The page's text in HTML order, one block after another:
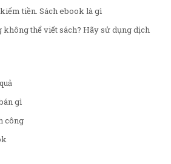
tiền. Sách ebook là gì
không thể viết sách? Hãy sử dụng dịch
gì
công